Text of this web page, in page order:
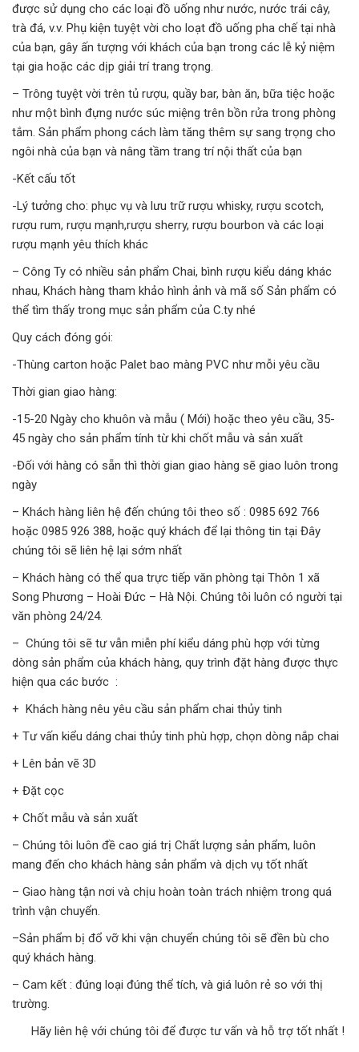
được sử dụng cho các loại đồ uống như nước, nước trái cây,
trà đá, v.v. Phụ kiện tuyệt vời cho loạt đồ uống pha chế tại nhà
của bạn, gây ấn tượng với khách của bạn trong các lễ kỷ niệm
tại gia hoặc các dịp giải trí trang trọng.
– Trông tuyệt vời trên tủ rượu, quầy bar, bàn ăn, bữa tiệc hoặc
như một bình đựng nước súc miệng trên bồn rửa trong phòng
tắm. Sản phẩm phong cách làm tăng thêm sự sang trọng cho
ngôi nhà của bạn và nâng tầm trang trí nội thất của bạn
-Kết cấu tốt
-Lý tưởng cho: phục vụ và lưu trữ rượu whisky, rượu scotch,
rượu rum, rượu mạnh,rượu sherry, rượu bourbon và các loại
rượu mạnh yêu thích khác
– Công Ty có nhiều sản phẩm Chai, bình rượu kiểu dáng khác
nhau, Khách hàng tham khảo hình ảnh và mã số Sản phẩm có
thể tìm thấy trong mục sản phẩm của C.ty nhé
Quy cách đóng gói:
-Thùng carton hoặc Palet bao màng PVC như mỗi yêu cầu
Thời gian giao hàng:
-15-20 Ngày cho khuôn và mẫu ( Mới) hoặc theo yêu cầu, 35-
45 ngày cho sản phẩm tính từ khi chốt mẫu và sản xuất
-Đối với hàng có sẵn thì thời gian giao hàng sẽ giao luôn trong
ngày
– Khách hàng liên hệ đến chúng tôi theo số : 0985 692 766
hoặc 0985 926 388, hoặc quý khách để lại thông tin tại Đây
chúng tôi sẽ liên hệ lại sớm nhất
– Khách hàng có thể qua trực tiếp văn phòng tại Thôn 1 xã
Song Phương – Hoài Đức – Hà Nội. Chúng tôi luôn có người tại
văn phòng 24/24.
– Chúng tôi sẽ tư vẫn miễn phí kiểu dáng phù hợp với từng
dòng sản phẩm của khách hàng, quy trình đặt hàng được thực
hiện qua các bước :
+ Khách hàng nêu yêu cầu sản phẩm chai thủy tinh
+ Tư vấn kiểu dáng chai thủy tinh phù hợp, chọn dòng nắp chai
+ Lên bản vẽ 3D
+ Đặt cọc
+ Chốt mẫu và sản xuất
– Chúng tôi luôn đề cao giá trị Chất lượng sản phẩm, luôn
mang đến cho khách hàng sản phẩm và dịch vụ tốt nhất
– Giao hàng tận nơi và chịu hoàn toàn trách nhiệm trong quá
trình vận chuyển.
–Sản phẩm bị đổ vỡ khi vận chuyển chúng tôi sẽ đền bù cho
quý khách hàng.
– Cam kết : đúng loại đúng thể tích, và giá luôn rẻ so với thị
trường.
Hãy liên hệ với chúng tôi để được tư vấn và hỗ trợ tốt nhất !